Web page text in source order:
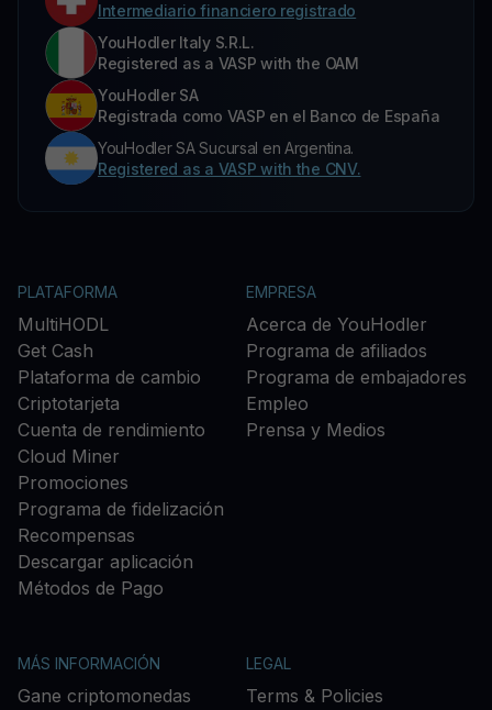
Intermediario financiero registrado
YouHodler Italy S.R.L.
Registered as a VASP with the OAM
YouHodler SA
Registrada como VASP en el Banco de España
YouHodler SA Sucursal en Argentina.
Registered as a VASP with the CNV.
PLATAFORMA
MultiHODL
Get Cash
Plataforma de cambio
Criptotarjeta
Cuenta de rendimiento
Cloud Miner
Promociones
Programa de fidelización
Recompensas
Descargar aplicación
Métodos de Pago
EMPRESA
Acerca de YouHodler
Programa de afiliados
Programa de embajadores
Empleo
Prensa y Medios
MÁS INFORMACIÓN
Gane criptomonedas
LEGAL
Terms & Policies